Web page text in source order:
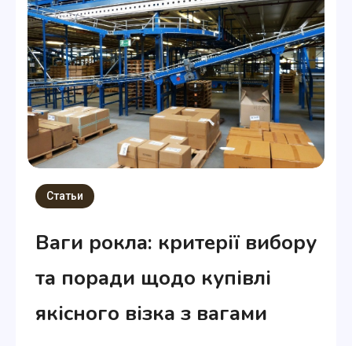
Статьи
Ваги рокла: критерії вибору
та поради щодо купівлі
якісного візка з вагами